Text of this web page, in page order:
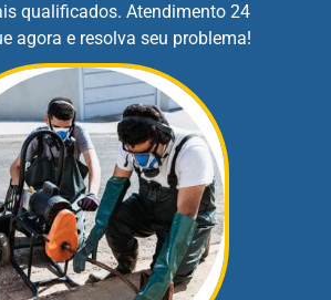
qualificados. Atendimento 24
agora e resolva seu problema!